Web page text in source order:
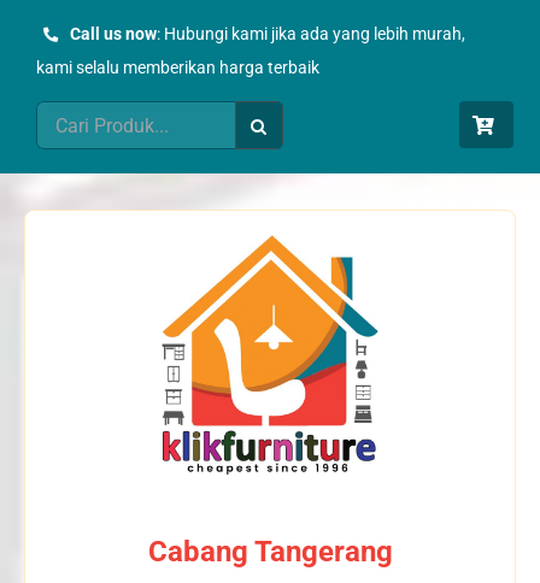
Call us now: Hubungi kami jika ada yang lebih murah,
kami selalu memberikan harga terbaik
Search
for:
Cabang Tangerang